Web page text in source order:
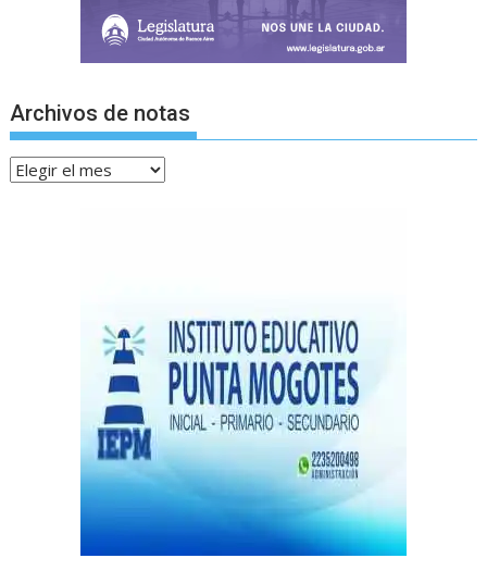
Archivos de notas
Archivos